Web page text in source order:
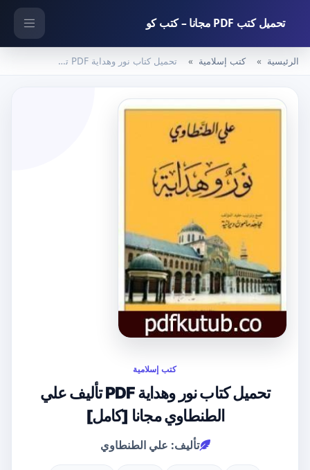
تحميل كتب PDF مجانا – كتب كو
الرئيسية كتب إسلامية تحميل كتاب نور وهداية PDF تأليف علي الطنطاوي مجانا [كامل]
كتب إسلامية
تحميل كتاب نور وهداية PDF تأليف علي
الطنطاوي مجانا [كامل]
تأليف: علي الطنطاوي